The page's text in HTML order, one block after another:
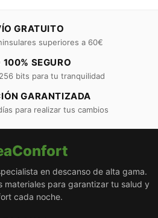
GRATUITO
superiores a 60€
100% SEGURO
bits para tu tranquilidad
GARANTIZADA
para realizar tus cambios
en descanso de alta gama.
materiales para garantizar tu salud y
cada noche.